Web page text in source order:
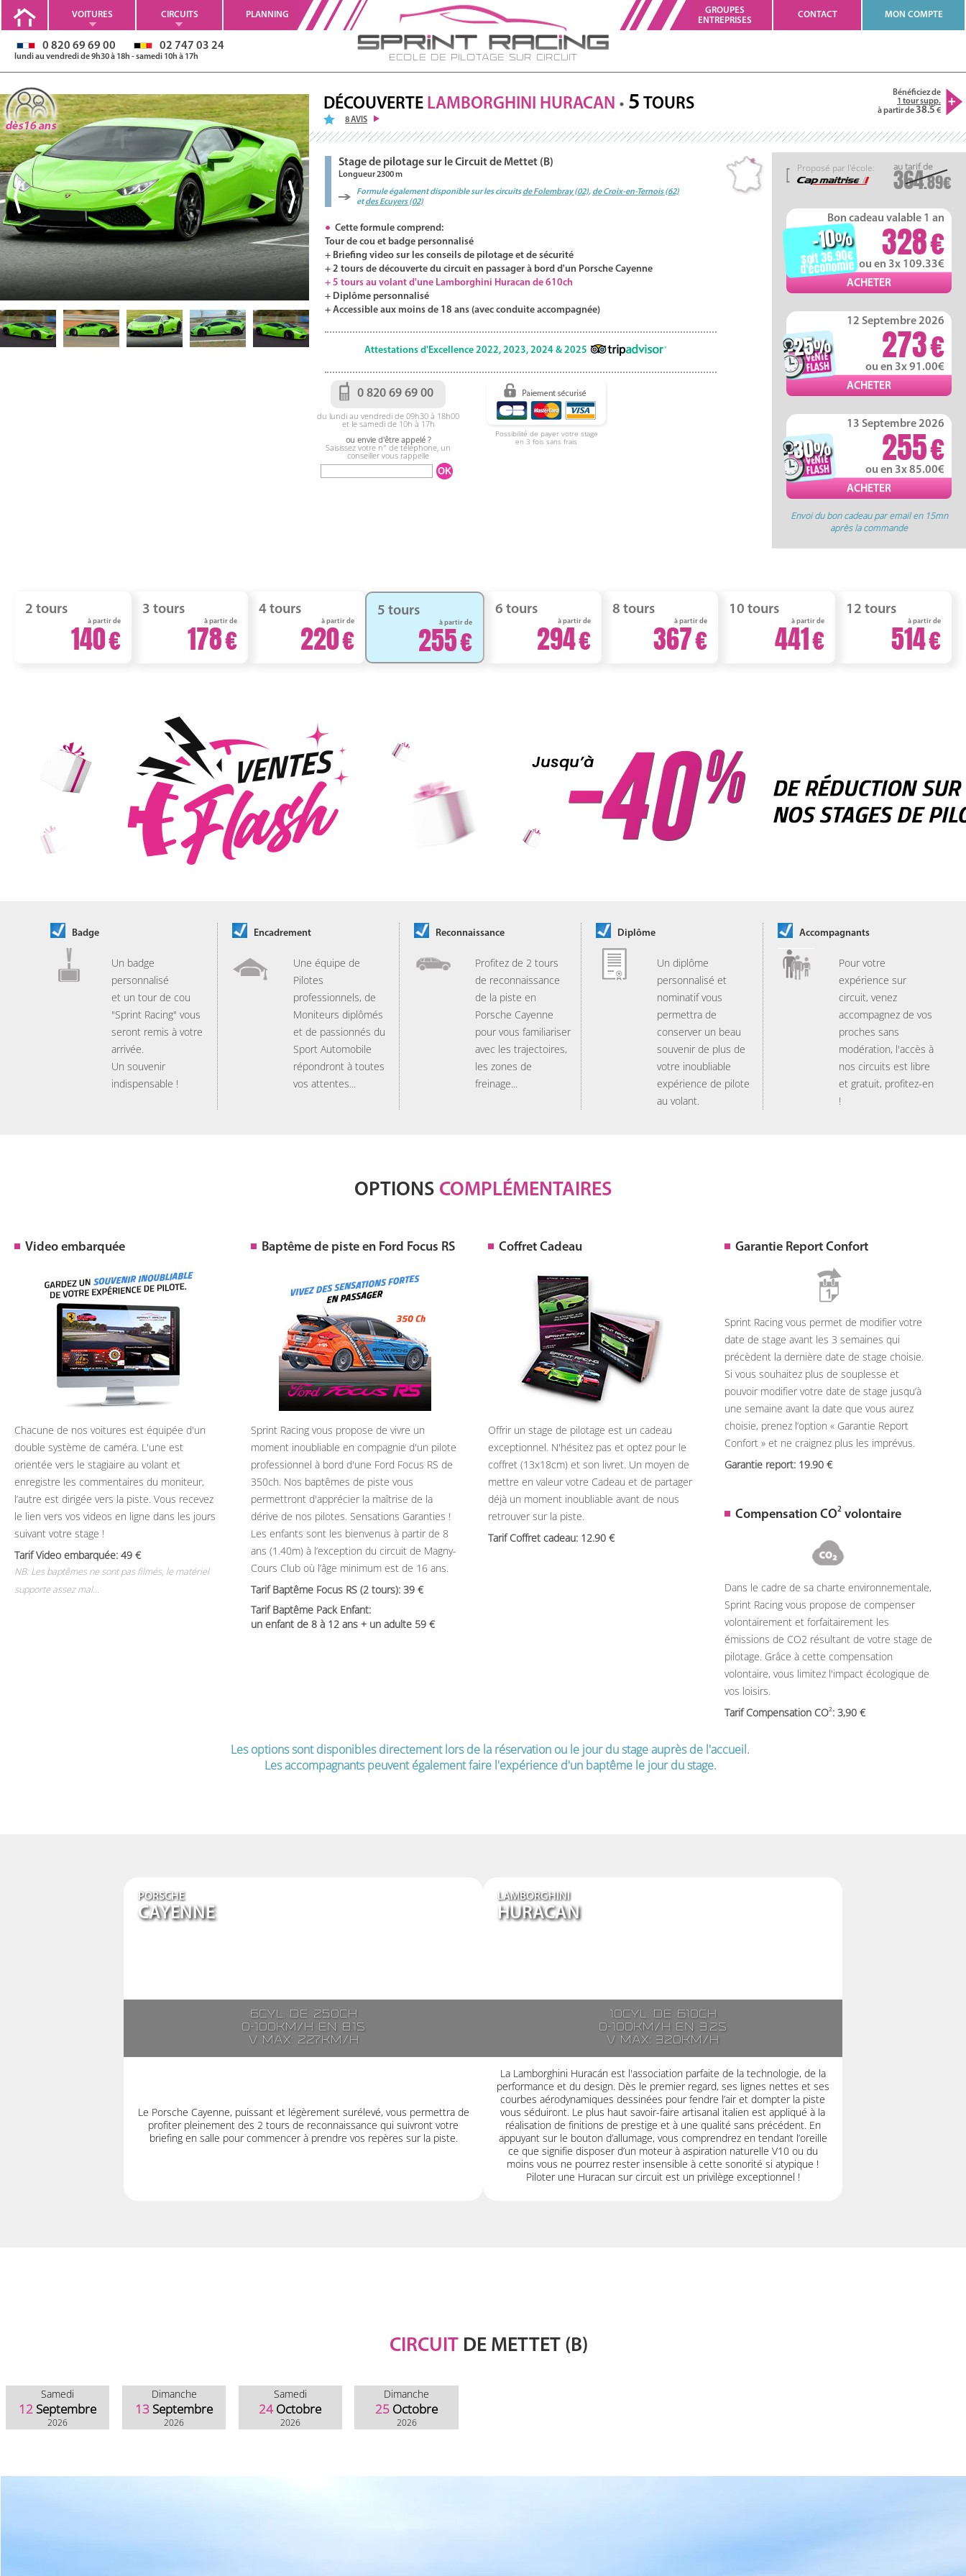
Ecole de Pilotage sur Circuit
VOITURES CIRCUITS PLANNING
GROUPES
ENTREPRISES
CONTACT MON COMPTE
0 820 69 69 00 02 747 03 24
lundi au vendredi de 9h30 à 18h - samedi 10h à 17h
Bénéficiez de
1 tour supp.
à partir de38.5
DÉCOUVERTE LAMBORGHINI HURACAN 5 TOURS
8 AVIS
364.89
Proposé par l'école:
Bon cadeau valable 1 an
328
ou en 3x 109.33
-10%
soit 36.90
d'économie
12 Septembre 2026
273
ou en 3x 91.00
-25%
13 Septembre 2026
255
ou en 3x 85.00
-30%
Envoi du bon cadeau par email en 15mn
après la commande
Stage de pilotage sur le Circuit de Mettet (B)
Longueur 2300 m
Formule également disponible sur les circuitsde Folembray (02), de Croix-en-Ternois (62)
etdes Ecuyers (02)
Cette formule comprend:
Tour de cou et badge personnalisé
+ Briefing video sur les conseils de pilotage et de sécurité
+ 2 tours de découverte du circuit en passager à bord d'un Porsche Cayenne
+ 5 tours au volant d'une Lamborghini Huracan de 610ch
+ Diplôme personnalisé
+ Accessible aux moins de 18 ans (avec conduite accompagnée)
Attestations d'Excellence 2022, 2023, 2024 & 2025
0 820 69 69 00
du lundi au vendredi de 09h30 à 18h00
et le samedi de 10h à 17h
ou envie d'être appelé ?
Saisissez votre n° de téléphone, un
conseiller vous rappelle
Possibilité de payer votre stage
en 3 fois sans frais
2 tours
à partir de
140
3 tours
à partir de
178
4 tours
à partir de
220
5 tours
à partir de
255
6 tours
à partir de
294
8 tours
à partir de
367
10 tours
à partir de
441
12 tours
à partir de
514
Badge
Un badge
personnalisé
et un tour de cou
"Sprint Racing" vous
seront remis à votre
arrivée.
Un souvenir
indispensable !
Encadrement
Une équipe de
Pilotes
professionnels, de
Moniteurs diplômés
et de passionnés du
Sport Automobile
répondront à toutes
vos attentes...
Reconnaissance
Profitez de 2 tours
de reconnaissance
de la piste en
Porsche Cayenne
pour vous familiariser
avec les trajectoires,
les zones de
freinage...
Diplôme
Un diplôme
personnalisé et
nominatif vous
permettra de
conserver un beau
souvenir de plus de
votre inoubliable
expérience de pilote
au volant.
Accompagnants
Pour votre
expérience sur
circuit, venez
accompagnez de vos
proches sans
modération, l'accès à
nos circuits est libre
et gratuit, profitez-en
!
OPTIONS COMPLÉMENTAIRES
Video embarquée
Chacune de nos voitures est équipée d'un
double système de caméra. L'une est
orientée vers le stagiaire au volant et
enregistre les commentaires du moniteur,
l’autre est dirigée vers la piste. Vous recevez
le lien vers vos videos en ligne dans les jours
suivant votre stage !
Tarif Video embarquée: 49
NB: Les baptêmes ne sont pas filmés, le matériel
supporte assez mal...
Baptême de piste en Ford Focus RS
Sprint Racing vous propose de vivre un
moment inoubliable en compagnie d'un pilote
professionnel à bord d'une Ford Focus RS de
350ch. Nos baptêmes de piste vous
permettront d'apprécier la maîtrise de la
dérive de nos pilotes. Sensations Garanties !
Les enfants sont les bienvenus à partir de 8
ans (1.40m) à l’exception du circuit de Magny-
Cours Club où l’âge minimum est de 16 ans.
Tarif Baptême Focus RS (2 tours): 39
Tarif Baptême Pack Enfant:
un enfant de 8 à 12 ans + un adulte 59
Coffret Cadeau
Offrir un stage de pilotage est un cadeau
exceptionnel. N'hésitez pas et optez pour le
coffret (13x18cm) et son livret. Un moyen de
mettre en valeur votre Cadeau et de partager
déjà un moment inoubliable avant de nous
retrouver sur la piste.
Tarif Coffret cadeau: 12.90
Garantie Report Confort
Sprint Racing vous permet de modifier votre
date de stage avant les 3 semaines qui
précèdent la dernière date de stage choisie.
Si vous souhaitez plus de souplesse et
pouvoir modifier votre date de stage jusqu’à
une semaine avant la date que vous aurez
choisie, prenez l’option « Garantie Report
Confort » et ne craignez plus les imprévus.
Garantie report: 19.90
Compensation CO2volontaire
Dans le cadre de sa charte environnementale,
Sprint Racing vous propose de compenser
volontairement et forfaitairement les
émissions de CO2 résultant de votre stage de
pilotage. Grâce à cette compensation
volontaire, vous limitez l'impact écologique de
vos loisirs.
Tarif Compensation CO2: 3,90
Les options sont disponibles directement lors de la réservation ou le jour du stage auprès de l'accueil.
Les accompagnants peuvent également faire l'expérience d'un baptême le jour du stage.
PORSCHE
CAYENNE
6cyl. de 250ch
0-100km/h en 8.1s
V max: 227km/h
Le Porsche Cayenne, puissant et légèrement surélevé, vous permettra de
profiter pleinement des 2 tours de reconnaissance qui suivront votre
briefing en salle pour commencer à prendre vos repères sur la piste.
LAMBORGHINI
HURACAN
10cyl. de 610ch
0-100km/h en 3.2s
V max: 320km/h
La Lamborghini Huracán est l'association parfaite de la technologie, de la
performance et du design. Dès le premier regard, ses lignes nettes et ses
courbes aérodynamiques dessinées pour fendre l’air et dompter la piste
vous séduiront. Le plus haut savoir-faire artisanal italien est appliqué à la
réalisation de finitions de prestige et à une qualité sans précédent. En
appuyant sur le bouton d’allumage, vous comprendrez en tendant l’oreille
ce que signifie disposer d’un moteur à aspiration naturelle V10 ou du
moins vous ne pourrez rester insensible à cette sonorité si atypique !
Piloter une Huracan sur circuit est un privilège exceptionnel !
CIRCUITDE METTET (B)
Samedi
12 Septembre
2026
Dimanche
13 Septembre
2026
Samedi
24Octobre
2026
Dimanche
25 Octobre
2026